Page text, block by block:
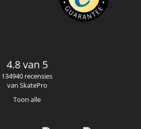
4.8 van 5
134940 recensies
van SkatePro
Toon alle